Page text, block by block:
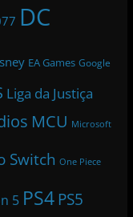
DC
EA Games Google
Liga da Justiça
MCU Microsoft
Switch One Piece
5 PS4 PS5